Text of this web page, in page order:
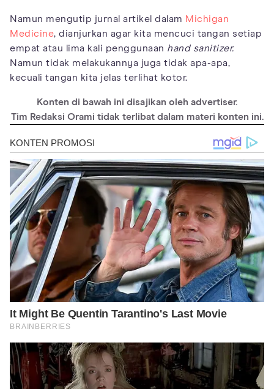
Namun mengutip jurnal artikel dalam Michigan
Medicine, dianjurkan agar kita mencuci tangan setiap
empat atau lima kali penggunaan hand sanitizer.
Namun tidak melakukannya juga tidak apa-apa,
kecuali tangan kita jelas terlihat kotor.
Konten di bawah ini disajikan oleh advertiser.
Tim Redaksi Orami tidak terlibat dalam materi konten ini.